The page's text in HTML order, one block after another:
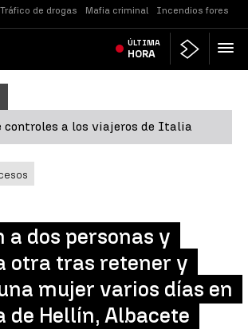
Tráfico de drogas Mafia criminal Incendios
ÚLTIMA
HORA
controles a los viajeros de Italia
a dos personas y
otra tras retener y
mujer varios días en
de Hellín, Albacete